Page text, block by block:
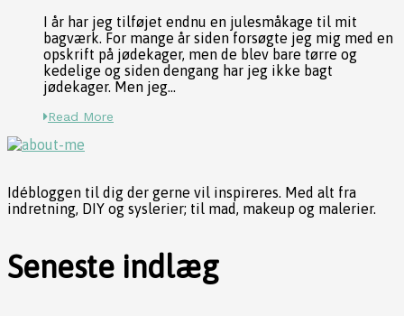
I år har jeg tilføjet endnu en julesmåkage til mit
bagværk. For mange år siden forsøgte jeg mig med en
opskrift på jødekager, men de blev bare tørre og
kedelige og siden dengang har jeg ikke bagt
jødekager. Men jeg...
Read More
Idébloggen til dig der gerne vil inspireres. Med alt fra
indretning, DIY og syslerier; til mad, makeup og malerier.
Seneste indlæg